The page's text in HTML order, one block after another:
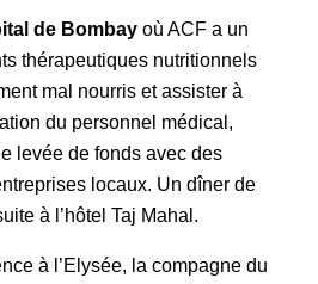
de Bombay où ACF a un
thérapeutiques nutritionnels
mal nourris et assister à
du personnel médical,
levée de fonds avec des
locaux. Un dîner de
à l’hôtel Taj Mahal.
à l’Elysée, la compagne du